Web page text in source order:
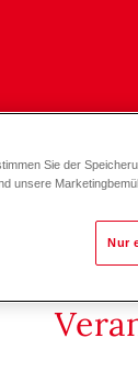
Sie der
unsere
Nur